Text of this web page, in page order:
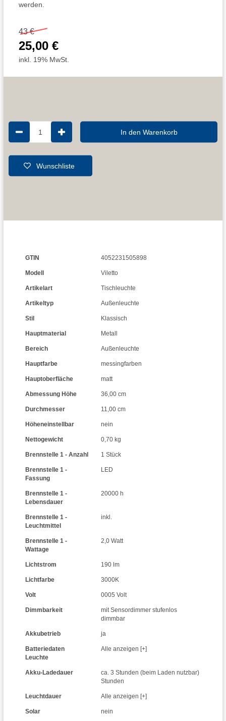
werden.
43 €
25,00 €
inkl. 19% MwSt.
1 In den Warenkorb
Wunschliste
GTIN 4052231505898
Modell Viletto
Artikelart Tischleuchte
Artikeltyp Außenleuchte
Stil Klassisch
Hauptmaterial Metall
Bereich Außenleuchte
Hauptfarbe messingfarben
Hauptoberfläche matt
Abmessung Höhe 36,00 cm
Durchmesser 11,00 cm
Höheneinstellbar nein
Nettogewicht 0,70 kg
Brennstelle 1 - Anzahl 1 Stück
Brennstelle 1 -
Fassung
LED
Brennstelle 1 -
Lebensdauer
20000 h
Brennstelle 1 -
Leuchtmittel
inkl.
Brennstelle 1 -
Wattage
2,0 Watt
Lichtstrom 190 lm
Lichtfarbe 3000K
Volt 0005 Volt
Dimmbarkeit
mit Sensordimmer stufenlos
dimmbar
Akkubetrieb ja
Batteriedaten
Leuchte
Alle anzeigen [+]
Akku-Ladedauer
ca. 3 Stunden (beim Laden nutzbar)
Stunden
Leuchtdauer Alle anzeigen [+]
Solar nein